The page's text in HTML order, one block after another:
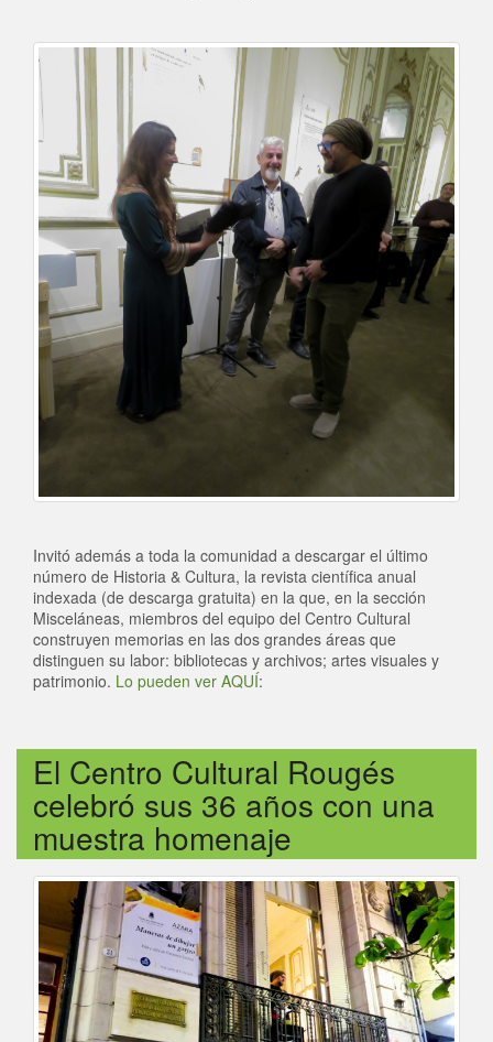
Invitó además a toda la comunidad a descargar el último
número de Historia & Cultura, la revista científica anual
indexada (de descarga gratuita) en la que, en la sección
Misceláneas, miembros del equipo del Centro Cultural
construyen memorias en las dos grandes áreas que
distinguen su labor: bibliotecas y archivos; artes visuales y
patrimonio. Lo pueden ver AQUÍ:
El Centro Cultural Rougés
celebró sus 36 años con una
muestra homenaje